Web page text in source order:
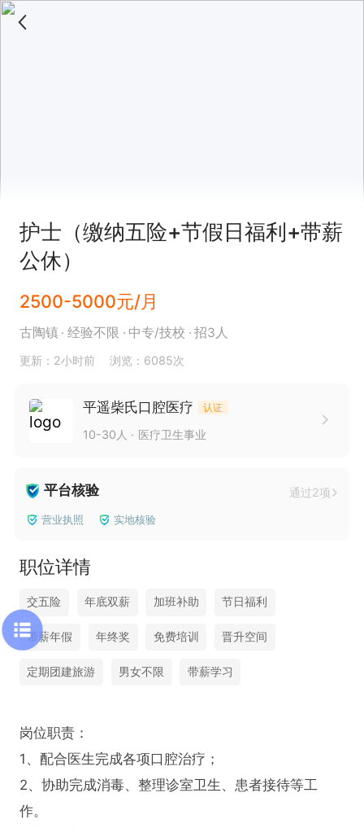
护士（缴纳五险+节假日福利+带薪
公休）
2500-5000元/月
古陶镇 经验不限 中专/技校 招3人
更新：2小时前 浏览：6085次
平遥柴氏口腔医疗 认证
10-30人 医疗卫生事业
平台核验 通过2项
营业执照 实地核验
职位详情
交五险 年底双薪 加班补助 节日福利
带薪年假 年终奖 免费培训 晋升空间
定期团建旅游 男女不限 带薪学习
岗位职责：
1、配合医生完成各项口腔治疗；
2、协助完成消毒、整理诊室卫生、患者接待等工
作。